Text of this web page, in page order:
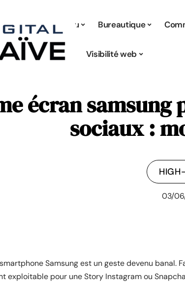
Actu Bureautique
IT Visibilité web
écran samsung
sociaux :
03/
Samsung est un geste devenu banal.
exploitable pour une Story Instagram ou